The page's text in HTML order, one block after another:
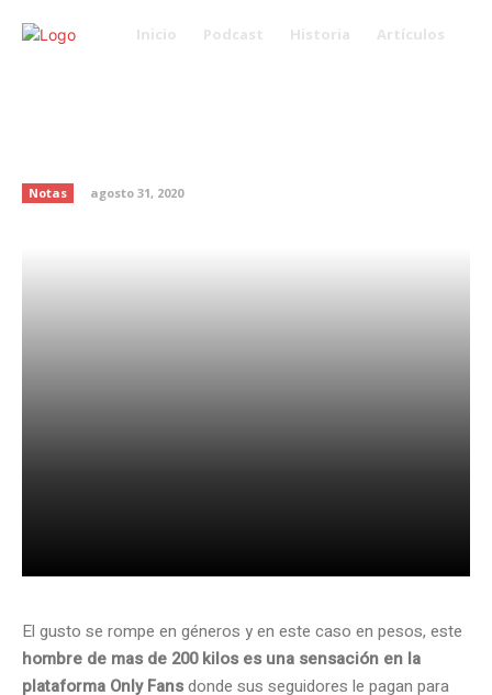
Inicio Podcast Historia Artículos
Notas agosto 31, 2020
El gusto se rompe en géneros y en este caso en pesos, este
hombre de mas de 200 kilos es una sensación en la
plataforma Only Fansdonde sus seguidores le pagan para